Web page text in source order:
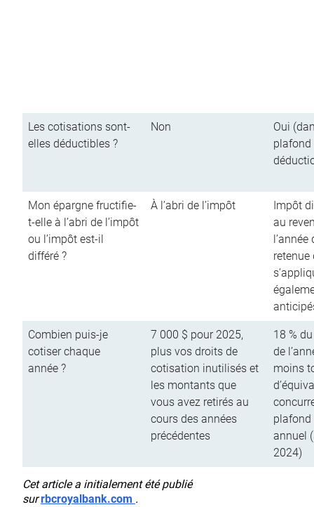
Les cotisations sont-
elles déductibles ?
Non
Oui
plafond
Mon épargne fructifie-
t-elle à l’abri de l’impôt
ou l’impôt est-il
différé ?
À l’abri de l’impôt
Impôt
au
retenue
Combien puis-je
cotiser chaque
année ?
7 000 $ pour 2025,
plus vos droits de
cotisation inutilisés et
les montants que
vous avez retirés au
cours des années
précédentes
18 %
de
moins
annuel
2024)
Cet article a initialement été publié
surrbcroyalbank.com .